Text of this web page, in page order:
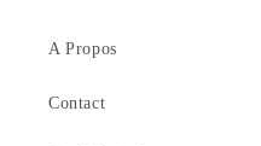
A Propos
Contact